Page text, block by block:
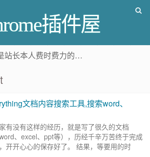
插件屋
站长本人费时费力的人工筛选推荐
文档内容搜索工具,搜索word、
有没有这样的经历，就是写了很久的文档
word、excel、ppt等），历经千辛万苦终于完成
开开心心的保存好了。 结果，等要用的时